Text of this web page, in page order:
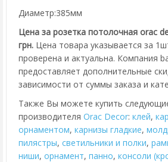
Диаметр:385мм
Цена за розетка потолочная orac
грн. Цена товара указывается за
проверена и актуальна. Компания
предоставляет дополнительные
зависимости от суммы заказа и
Также Вы можете купить
производителя Orac Decor: клей,
орнаментом, карнизы гладкие,
пилястры, cветильники и полки,
ниши, орнамент, панно, консоли